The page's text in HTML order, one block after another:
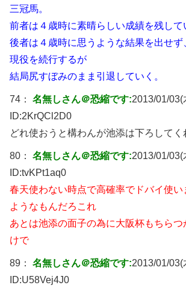
三冠馬。
前者は４歳時に素晴らしい成績を残して
後者は４歳時に思うような結果を出せず
現役を続行するが
結局尻すぼみのまま引退していく。
74： 名無しさん＠恐縮です:2013/01/03(
ID:2KrQCl2D0
どれ使おうと構わんが池添は下ろしてく
80： 名無しさん＠恐縮です:2013/01/03(
ID:tvKPt1aq0
春天使わない時点で高確率でドバイ使い
ようなもんだろこれ
あとは池添の面子の為に大阪杯もちら
けで
89： 名無しさん＠恐縮です:2013/01/03(
ID:U58Vej4J0